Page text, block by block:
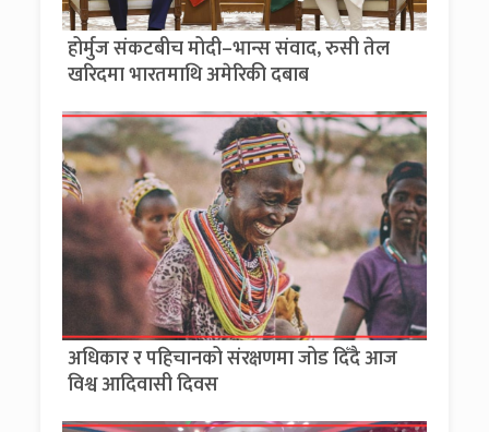
होर्मुज संकटबीच मोदी–भान्स संवाद, रुसी तेल
खरिदमा भारतमाथि अमेरिकी दबाब
अधिकार र पहिचानको संरक्षणमा जोड दिँदै आज
विश्व आदिवासी दिवस